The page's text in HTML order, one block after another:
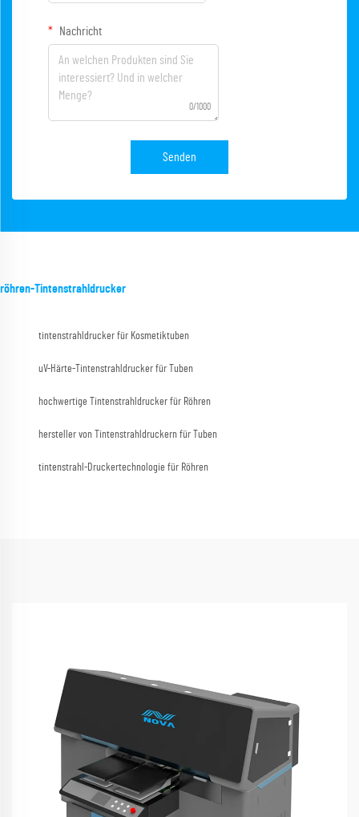
Nachricht
0/1000
Senden
röhren-Tintenstrahldrucker
tintenstrahldrucker für Kosmetiktuben
uV-Härte-Tintenstrahldrucker für Tuben
hochwertige Tintenstrahldrucker für Röhren
hersteller von Tintenstrahldruckern für Tuben
tintenstrahl-Druckertechnologie für Röhren